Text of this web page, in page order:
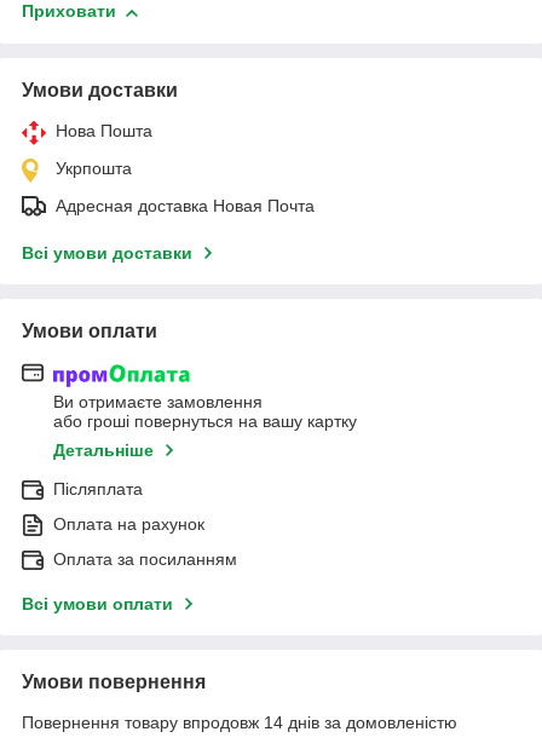
Приховати
Умови доставки
Нова Пошта
Укрпошта
Адресная доставка Новая Почта
Всі умови доставки
Умови оплати
Ви отримаєте замовлення
або гроші повернуться на вашу картку
Детальніше
Післяплата
Оплата на рахунок
Оплата за посиланням
Всі умови оплати
Умови повернення
Повернення товару впродовж 14 днів за домовленістю